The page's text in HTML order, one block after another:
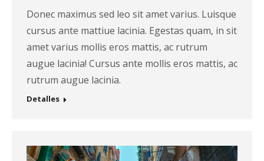
Donec maximus sed leo sit amet varius. Luisque
cursus ante mattiue lacinia. Egestas quam, in sit
amet varius mollis eros mattis, ac rutrum
augue lacinia! Cursus ante mollis eros mattis, ac
rutrum augue lacinia.
Detalles